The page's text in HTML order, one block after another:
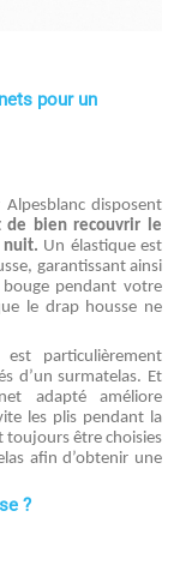
pour un
disposent
de bien recouvrir le
nuit. Un élastique est
garantissant ainsi
pendant votre
le drap housse ne
particulièrement
d’un surmatelas. Et
adapté améliore
les plis pendant la
toujours être choisies
afin d’obtenir une
?